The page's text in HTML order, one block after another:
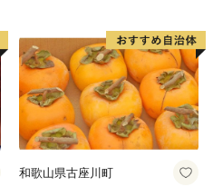
和歌山県古座川町